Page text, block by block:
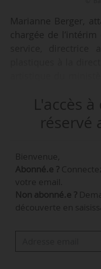
Marianne Berger,
chargée de
date du 02/10/
14/10/2017. Elle
devient directeur
directeur adjoint
DGCA depuis mars
Marianne Berger
département du
octobre 2015.
L'accès
réservé
Bienvenue,
Abonné.e ?
votre email.
Non abonné.e ?
découverte en